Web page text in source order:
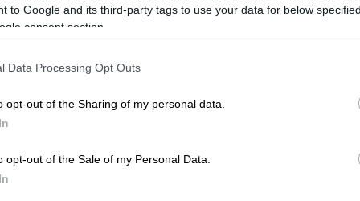
to Google and its third-party tags to use your data for below
consent section.
Data Processing Opt Outs
opt-out of the Sharing of my personal data.
opt-out of the Sale of my Personal Data.
ο αρχαιότερος χάρτης του
του Νώε